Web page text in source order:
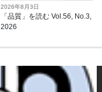
2026年8月3日
「品質」を読む Vol.56, No.3,
2026